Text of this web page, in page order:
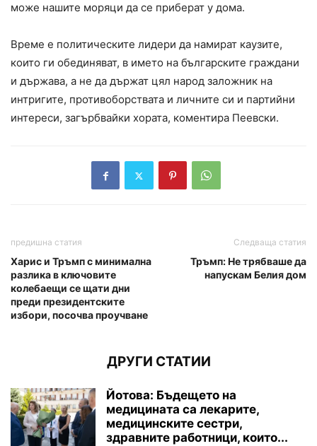
може нашите моряци да се приберат у дома.
Време е политическите лидери да намират каузите,
които ги обединяват, в името на българските граждани
и държава, а не да държат цял народ заложник на
интригите, противоборствата и личните си и партийни
интереси, загърбвайки хората, коментира Пеевски.
предишна статия
Харис и Тръмп с минимална
разлика в ключовите
колебаещи се щати дни
преди президентските
избори, посочва проучване
Следваща статия
Тръмп: Не трябваше да
напускам Белия дом
ДРУГИ СТАТИИ
Йотова: Бъдещето на
медицината са лекарите,
медицинските сестри,
здравните работници, които...